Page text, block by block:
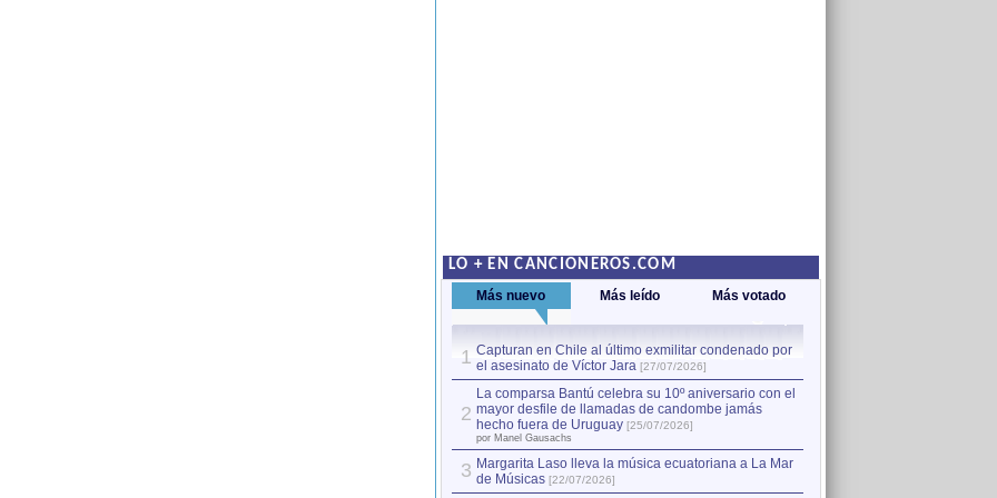
LO + EN CANCIONEROS.COM
Más nuevo Más leído Más votado
1 Capturan en Chile al último exmilitar condenado por
el asesinato de Víctor Jara [27/07/2026]
2
La comparsa Bantú celebra su 10º aniversario con el
mayor desfile de llamadas de candombe jamás
hecho fuera de Uruguay [25/07/2026]
por Manel Gausachs
3 Margarita Laso lleva la música ecuatoriana a La Mar
de Músicas [22/07/2026]